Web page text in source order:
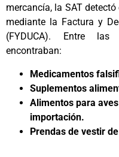
mercancía, la SAT
mediante la Factura y
(FYDUCA). Entre las
encontraban:
Medicamentos
Suplementos
Alimentos para
importación.
Prendas de vestir